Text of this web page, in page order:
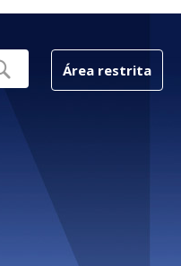
Área restrita